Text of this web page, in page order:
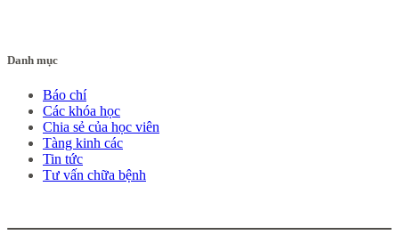
Danh mục
Báo chí
Các khóa học
Chia sẻ của học viên
Tàng kinh các
Tin tức
Tư vấn chữa bệnh